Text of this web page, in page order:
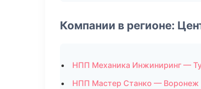
Компании в регионе:
НПП Механика Инжиниринг —
НПП Мастер Станко — Воронеж